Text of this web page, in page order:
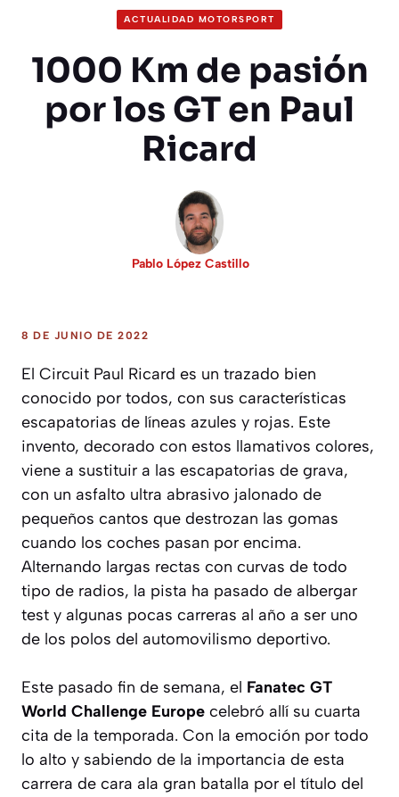
ACTUALIDAD MOTORSPORT
1000 Km de pasión
por los GT en Paul
Ricard
Pablo López Castillo
8 DE JUNIO DE 2022
El Circuit Paul Ricard es un trazado bien
conocido por todos, con sus características
escapatorias de líneas azules y rojas. Este
invento, decorado con estos llamativos colores,
viene a sustituir a las escapatorias de grava,
con un asfalto ultra abrasivo jalonado de
pequeños cantos que destrozan las gomas
cuando los coches pasan por encima.
Alternando largas rectas con curvas de todo
tipo de radios, la pista ha pasado de albergar
test y algunas pocas carreras al año a ser uno
de los polos del automovilismo deportivo.
Este pasado fin de semana, el Fanatec GT
World Challenge Europe celebró allí su cuarta
cita de la temporada. Con la emoción por todo
lo alto y sabiendo de la importancia de esta
carrera de cara ala gran batalla por el título del